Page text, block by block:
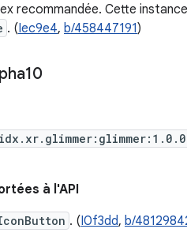
recommandée. Cette instance
. (Iec9e4, b/458447191)
à l'API
. (I0f3dd, b/